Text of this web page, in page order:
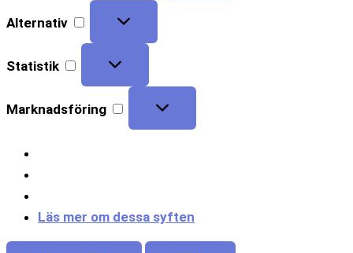
Alternativ
Statistik
Marknadsföring
Läs mer om dessa syften